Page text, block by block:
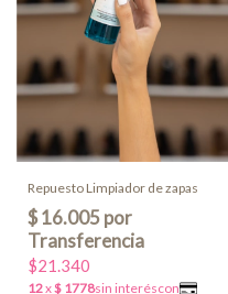
Repuesto Limpiador de zapas
$21.340